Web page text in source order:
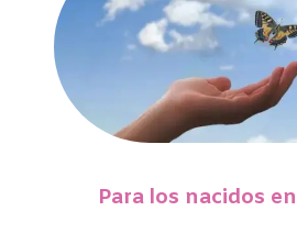
Para los nacidos